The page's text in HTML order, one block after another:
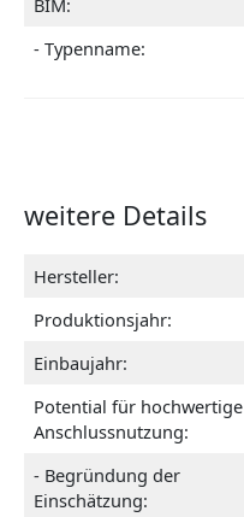
- Typenname:
weitere Details
Hersteller:
Produktionsjahr:
Einbaujahr:
Potential für hochwertige
Anschlussnutzung:
- Begründung der
Einschätzung: